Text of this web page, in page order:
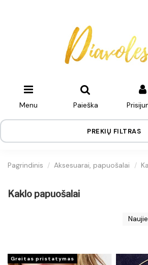
Menu Paieška
PREKIŲ FILTRAS
Pagrindinis Aksesuarai, papuošalai
Kaklo papuošalai
Greitas pristatymas